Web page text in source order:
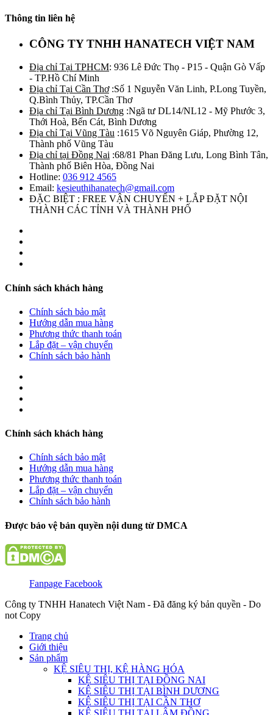
Thông tin liên hệ
CÔNG TY TNHH HANATECH VIỆT NAM
Địa chỉ Tại TPHCM: 936 Lê Đức Thọ - P15 - Quận Gò Vấp
- TP.Hồ Chí Minh
Địa chỉ Tại Cần Thơ:Số 1 Nguyễn Văn Linh, P.Long Tuyền,
Q.Bình Thủy, TP.Cần Thơ
Địa chỉ Tại Bình Dương :Ngã tư DL14/NL12 - Mỹ Phước 3,
Thới Hoà, Bến Cát, Bình Dương
Địa chỉ Tại Vũng Tàu :1615 Võ Nguyên Giáp, Phường 12,
Thành phố Vũng Tàu
Địa chỉ tại Đồng Nai :68/81 Phan Đăng Lưu, Long Bình Tân,
Thành phố Biên Hòa, Đồng Nai
Hotline: 036 912 4565
Email: kesieuthihanatech@gmail.com
ĐẶC BIỆT : FREE VẬN CHUYỂN + LẮP ĐẶT NỘI
THÀNH CÁC TỈNH VÀ THÀNH PHỐ
Chính sách khách hàng
Chính sách bảo mật
Hướng dẫn mua hàng
Phương thức thanh toán
Lắp đặt – vận chuyển
Chính sách bảo hành
Chính sách khách hàng
Chính sách bảo mật
Hướng dẫn mua hàng
Phương thức thanh toán
Lắp đặt – vận chuyển
Chính sách bảo hành
Được bảo vệ bản quyền nội dung từ DMCA
Fanpage Facebook
Công ty TNHH Hanatech Việt Nam - Đã đăng ký bản quyền - Do
not Copy
Trang chủ
Giới thiệu
Sản phẩm
KỆ SIÊU THỊ, KỆ HÀNG HÓA
KỆ SIÊU THỊ TẠI ĐỒNG NAI
KỆ SIÊU THỊ TẠI BÌNH DƯƠNG
KỆ SIÊU THỊ TẠI CẦN THƠ
KỆ SIÊU THỊ TẠI LÂM ĐỒNG